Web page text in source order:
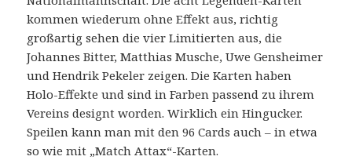
kommen wiederum ohne Effekt aus, richtig
großartig sehen die vier Limitierten aus, die
Johannes Bitter, Matthias Musche, Uwe Gensheimer
und Hendrik Pekeler zeigen. Die Karten haben
Holo-Effekte und sind in Farben passend zu ihrem
Vereins designt worden. Wirklich ein Hingucker.
Speilen kann man mit den 96 Cards auch – in etwa
so wie mit „Match Attax“-Karten.